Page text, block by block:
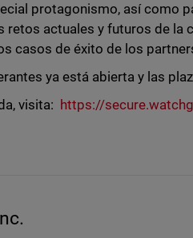
protagonismo, así como
actuales y futuros de la
casos de éxito de los
ya está abierta y las
visita: https://